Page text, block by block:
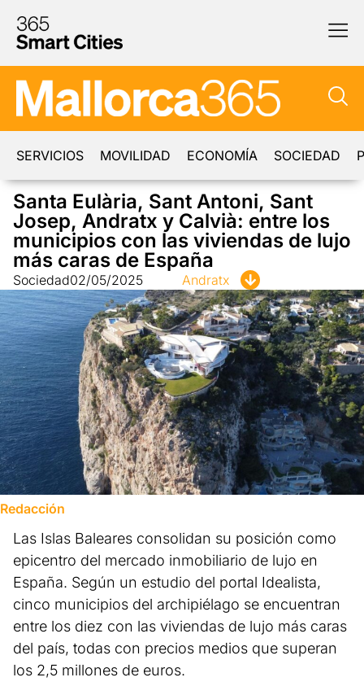
SERVICIOS MOVILIDAD ECONOMÍA SOCIEDAD
Santa Eulària, Sant Antoni, Sant
Josep, Andratx y Calvià: entre los
municipios con las viviendas de lujo
más caras de España
Sociedad02/05/2025 Andratx
Redacción
Las Islas Baleares consolidan su posición como
epicentro del mercado inmobiliario de lujo en
España. Según un estudio del portal Idealista,
cinco municipios del archipiélago se encuentran
entre los diez con las viviendas de lujo más caras
del país, todas con precios medios que superan
los 2,5 millones de euros.